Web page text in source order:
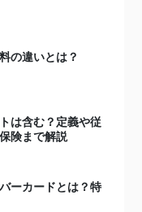
の違いとは？
は含む？定義や従
険まで解説
ーカードとは？特